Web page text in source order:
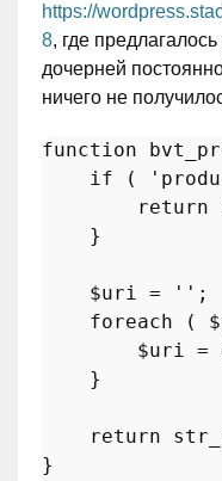
https://
8, где
дочерней
ничего не
function
if (
return
    }
$uri = '' ;
foreach (
$uri =
    }
return